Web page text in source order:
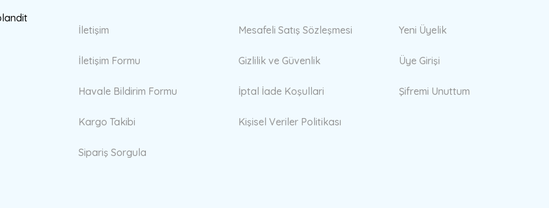
İletişim
İletişim Formu
Havale Bildirim Formu
Kargo Takibi
Sipariş Sorgula
Mesafeli Satış Sözleşmesi
Gizlilik ve Güvenlik
İptal İade Koşullari
Kişisel Veriler Politikası
Yeni Üyelik
Üye Girişi
Şifremi Unuttum